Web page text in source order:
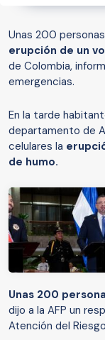
Unas 200
erupción de un
de Colombia,
emergencias.
En la tarde
departamento de
celulares la
de humo.
Unas 200
dijo a la AFP un
Atención del